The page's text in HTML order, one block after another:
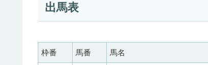
出馬表
枠番 馬番 馬名